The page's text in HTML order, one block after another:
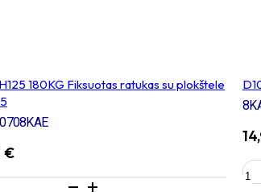
180KG Fiksuotas ratukas su plokštele
€